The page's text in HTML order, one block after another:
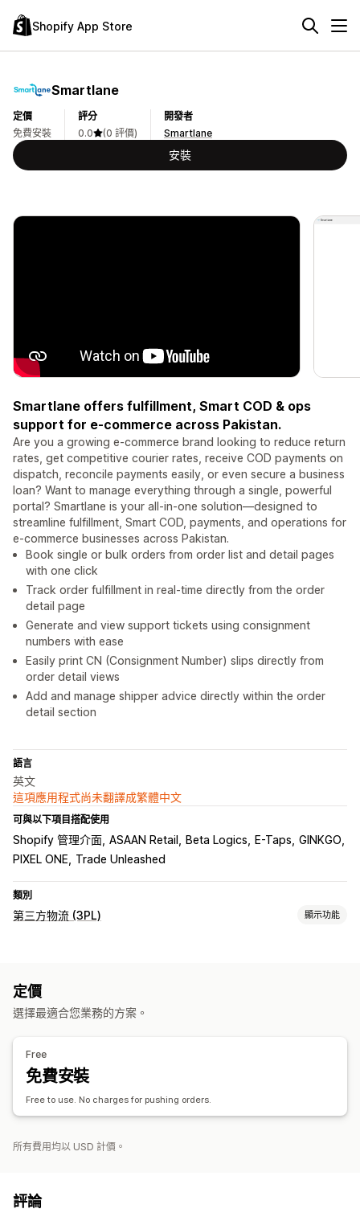
Shopify App Store
Smartlane
定價
免費安裝
評分
0.0
(0 評價)
開發者
Smartlane
安裝
Smartlane offers fulfillment, Smart COD & ops
support for e-commerce across Pakistan.
Are you a growing e-commerce brand looking to reduce return
rates, get competitive courier rates, receive COD payments on
dispatch, reconcile payments easily, or even secure a business
loan? Want to manage everything through a single, powerful
portal? Smartlane is your all-in-one solution—designed to
streamline fulfillment, Smart COD, payments, and operations for
e-commerce businesses across Pakistan.
Book single or bulk orders from order list and detail pages
with one click
Track order fulfillment in real-time directly from the order
detail page
Generate and view support tickets using consignment
numbers with ease
Easily print CN (Consignment Number) slips directly from
order detail views
Add and manage shipper advice directly within the order
detail section
語言
英文
這項應用程式尚未翻譯成繁體中文
可與以下項目搭配使用
Shopify 管理介面 ASAAN Retail Beta Logics E-Taps GINKGO
PIXEL ONE
Trade Unleashed
類別
第三方物流 (3PL) 顯示功能
多家貨運業者追蹤
定價
選擇最適合您業務的方案。
Free
免費安裝
Free to use. No charges for pushing orders.
所有費用均以 USD 計價。
評論